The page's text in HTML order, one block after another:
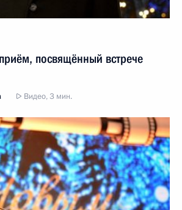
посвящённый встрече
Видео, 3 мин.